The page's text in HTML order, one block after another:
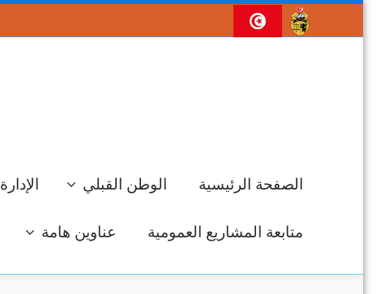
الصفحة الرئيسية الوطن القبلي الإدارة
متابعة المشاريع العمومية عناوين هامة